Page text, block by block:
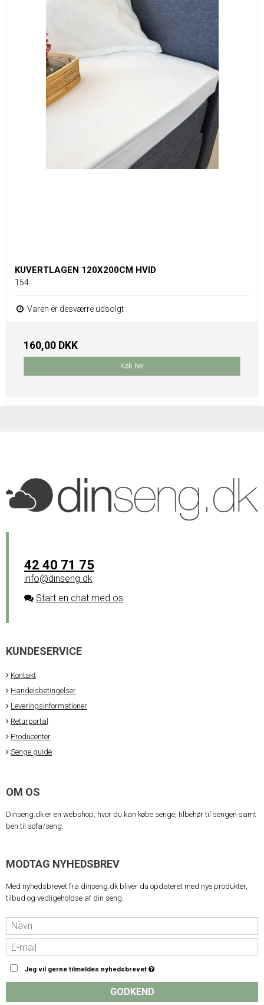
KUVERTLAGEN 120X200CM HVID
154
Varen er desværre udsolgt
160,00 DKK
Køb her
42 40 71 75
info@dinseng.dk
Start en chat med os
KUNDESERVICE
Kontakt
Handelsbetingelser
Leveringsinformationer
Returportal
Producenter
Senge guide
OM OS
Dinseng.dk er en webshop, hvor du kan købe senge, tilbehør til sengen samt
ben til sofa/seng.
MODTAG NYHEDSBREV
Med nyhedsbrevet fra dinseng.dk bliver du opdateret med nye produkter,
tilbud og vedligeholdse af din seng.
Jeg vil gerne tilmeldes nyhedsbrevet
GODKEND